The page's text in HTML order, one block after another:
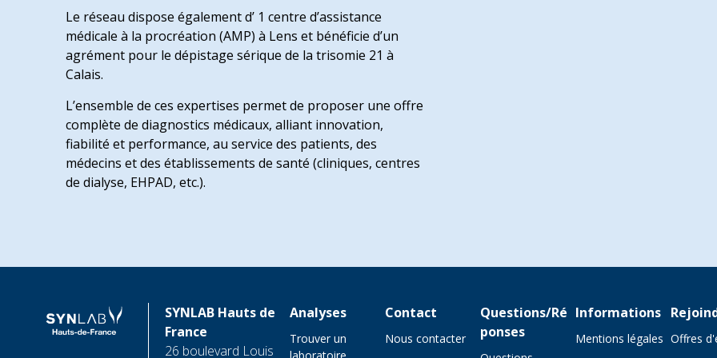
Le réseau dispose également d’ 1 centre d’assistance
médicale à la procréation (AMP) à Lens et bénéficie d’un
agrément pour le dépistage sérique de la trisomie 21 à
Calais.
L’ensemble de ces expertises permet de proposer une offre
complète de diagnostics médicaux, alliant innovation,
fiabilité et performance, au service des patients, des
médecins et des établissements de santé (cliniques, centres
de dialyse, EHPAD, etc.).
SYNLAB Hauts de
France
26 boulevard Louis
Analyses
Trouver un
laboratoire
Contact
Nous contacter
Questions/Ré
ponses
Informations
Mentions légales Offres